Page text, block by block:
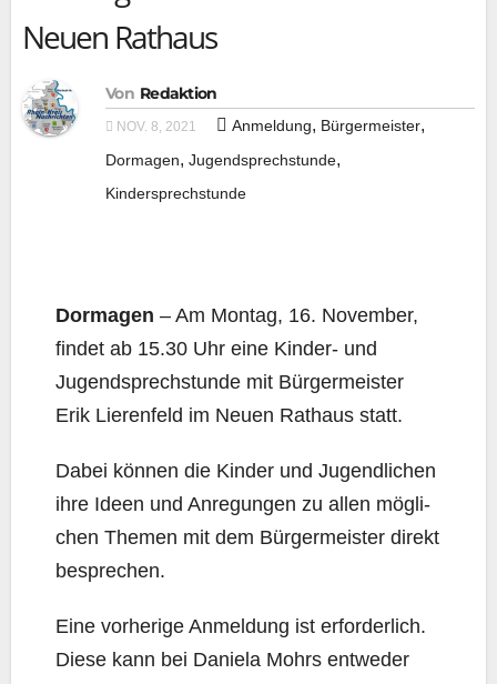
Neuen Rathaus
Von Redaktion
NOV. 8, 2021 Anmeldung, Bürgermeister,
Dormagen, Jugendsprechstunde,
Kindersprechstunde
Dor­ma­gen – Am Mon­tag, 16. Novem­ber,
fin­det ab 15.30 Uhr eine Kin­der- und
Jugend­sprech­stun­de mit Bür­ger­meis­ter
Erik Lie­ren­feld im Neu­en Rat­haus statt.
Dabei kön­nen die Kin­der und Jugend­li­chen
ihre Ideen und Anre­gun­gen zu allen mög­li­
chen The­men mit dem Bür­ger­meis­ter direkt
besprechen.
Eine vor­he­ri­ge Anmel­dung ist erfor­der­lich.
Die­se kann bei Danie­la Mohrs ent­we­der